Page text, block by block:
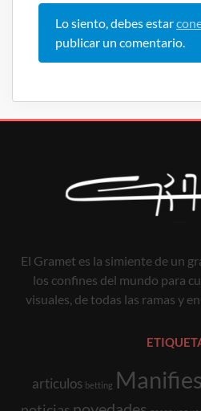
Lo siento, debes estar
publicar un comentario.
El Gramet es la simiente de un
los confines del mundo para
visuales, de todas las ramas y
articulos betting